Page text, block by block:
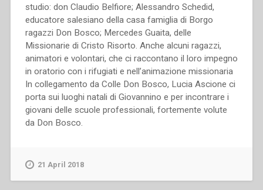
studio: don Claudio Belfiore; Alessandro Schedid,
educatore salesiano della casa famiglia di Borgo
ragazzi Don Bosco; Mercedes Guaita, delle
Missionarie di Cristo Risorto. Anche alcuni ragazzi,
animatori e volontari, che ci raccontano il loro impegno
in oratorio con i rifugiati e nell’animazione missionaria
In collegamento da Colle Don Bosco, Lucia Ascione ci
porta sui luoghi natali di Giovannino e per incontrare i
giovani delle scuole professionali, fortemente volute
da Don Bosco.
21 April 2018